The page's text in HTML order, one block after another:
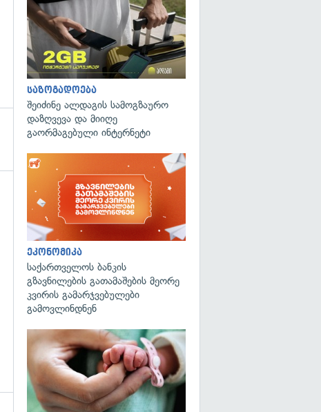
საზოგადოება
შეიძინე ალდაგის სამოგზაურო
დაზღვევა და მიიღე
გაორმაგებული ინტერნეტი
ეკონომიკა
საქართველოს ბანკის
გზავნილების გათამაშების მეორე
კვირის გამარჯვებულები
გამოვლინდნენ